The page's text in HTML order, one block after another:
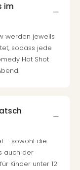
im
werden jeweils
sodass jede
Hot Shot
– sowohl die
auch der
Kinder unter 12